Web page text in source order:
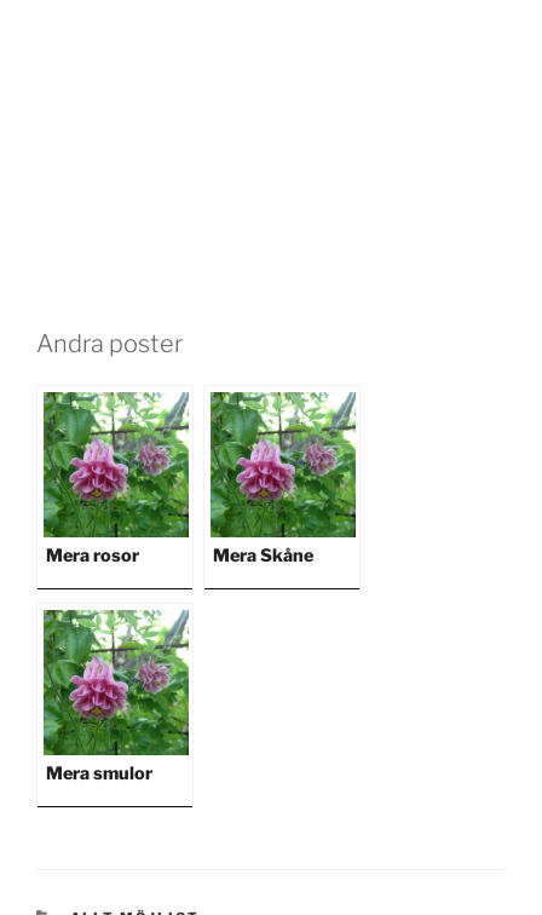
Andra poster
Mera rosor Mera Skåne
Mera smulor